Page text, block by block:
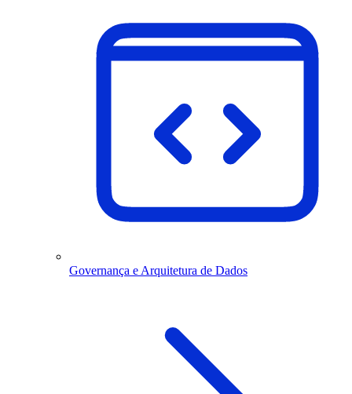
Governança e Arquitetura de Dados